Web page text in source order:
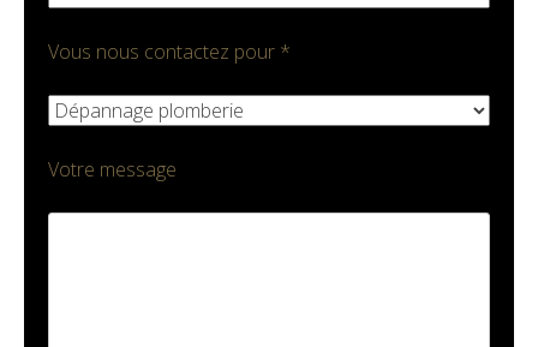
Vous nous contactez pour *
Votre message